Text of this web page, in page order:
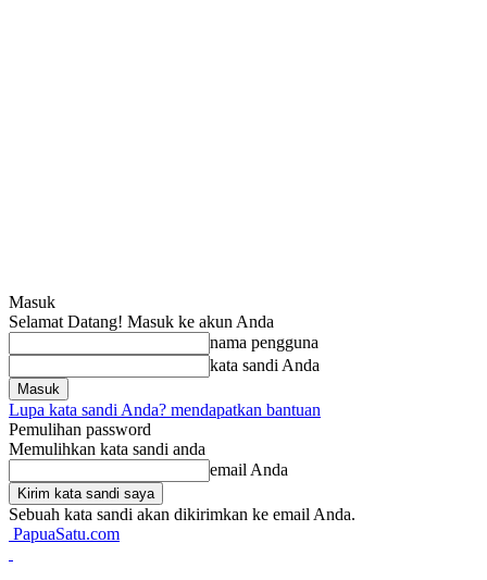
Masuk
Selamat Datang! Masuk ke akun Anda
nama pengguna
kata sandi Anda
Lupa kata sandi Anda? mendapatkan bantuan
Pemulihan password
Memulihkan kata sandi anda
email Anda
Sebuah kata sandi akan dikirimkan ke email Anda.
PapuaSatu.com